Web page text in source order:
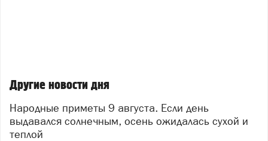
Другие новости дня
Народные приметы 9 августа. Если день
выдавался солнечным, осень ожидалась сухой и
теплой